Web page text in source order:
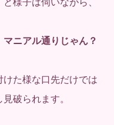
マニアル通りじゃん？
た様な口先だけでは
破られます。